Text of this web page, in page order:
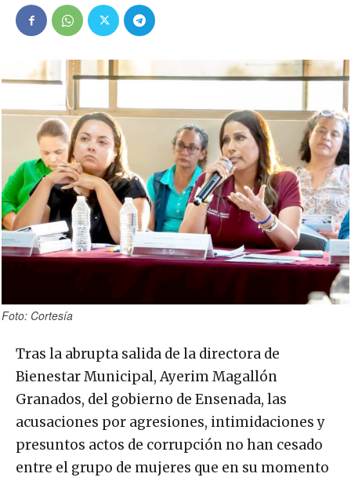
Foto: Cortesía
Tras la abrupta salida de la directora de
Bienestar Municipal, Ayerim Magallón
Granados, del gobierno de Ensenada, las
acusaciones por agresiones, intimidaciones y
presuntos actos de corrupción no han cesado
entre el grupo de mujeres que en su momento